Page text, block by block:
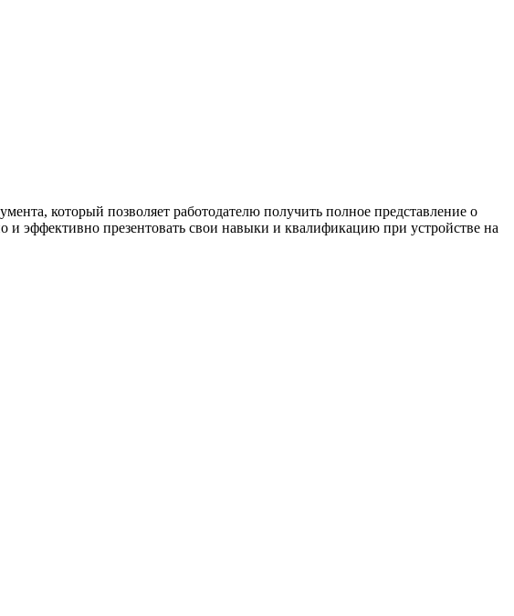
который позволяет работодателю получить полное представление о
и эффективно презентовать свои навыки и квалификацию при устройстве на